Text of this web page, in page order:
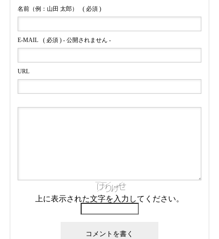
名前（例：山田 太郎） ( 必須 )
E-MAIL ( 必須 ) - 公開されません -
URL
上に表示された文字を入力してください。